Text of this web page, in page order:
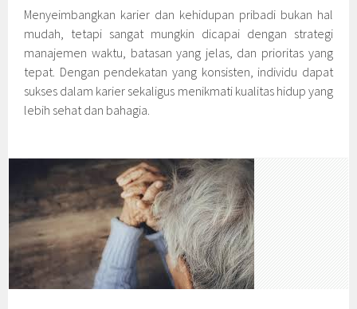
Menyeimbangkan karier dan kehidupan pribadi bukan hal
mudah, tetapi sangat mungkin dicapai dengan strategi
manajemen waktu, batasan yang jelas, dan prioritas yang
tepat. Dengan pendekatan yang konsisten, individu dapat
sukses dalam karier sekaligus menikmati kualitas hidup yang
lebih sehat dan bahagia.